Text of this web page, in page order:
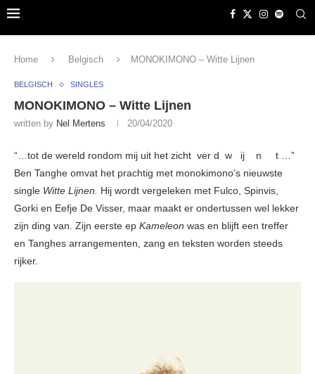
Home Belgisch MONOKIMONO – Witte Lijnen
BELGISCH SINGLES
MONOKIMONO – Witte Lijnen
written by Nel Mertens 20/04/2020
“…tot de wereld rondom mij uit het zicht ver d w ij n t …”
Ben Tanghe omvat het prachtig met monokimono’s nieuwste
single Witte Lijnen. Hij wordt vergeleken met Fulco, Spinvis,
Gorki en Eefje De Visser, maar maakt er ondertussen wel lekker
zijn ding van. Zijn eerste ep Kameleon was en blijft een treffer
en Tanghes arrangementen, zang en teksten worden steeds
rijker.